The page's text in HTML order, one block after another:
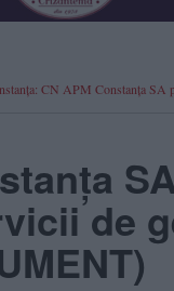
CN APM Constanța SA
de